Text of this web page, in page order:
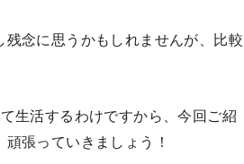
念に思うかもしれませんが、比較
生活するわけですから、今回ご紹
張っていきましょう！